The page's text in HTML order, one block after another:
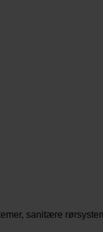
sanitære